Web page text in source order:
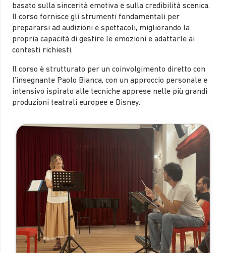
basato sulla sincerità emotiva e sulla credibilità scenica.
Il corso fornisce gli strumenti fondamentali per
prepararsi ad audizioni e spettacoli, migliorando la
propria capacità di gestire le emozioni e adattarle ai
contesti richiesti.
Il corso è strutturato per un coinvolgimento diretto con
l’insegnante Paolo Bianca, con un approccio personale e
intensivo ispirato alle tecniche apprese nelle più grandi
produzioni teatrali europee e Disney.